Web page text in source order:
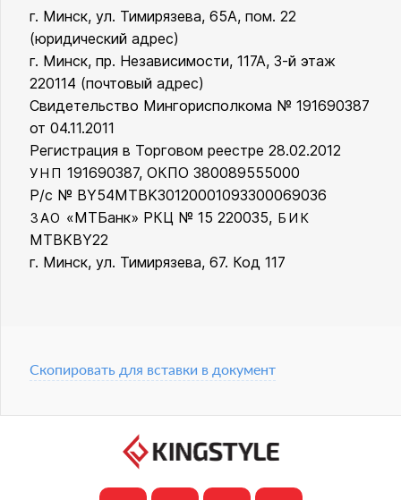
ООО «Кинг Стайл»
г. Минск, ул. Тимирязева, 65А, пом. 22
(юридический адрес)
г. Минск, пр. Независимости, 117А, 3-й этаж
220114 (почтовый адрес)
Свидетельство Мингорисполкома № 191690387
от 04.11.2011
Регистрация в Торговом реестре 28.02.2012
УНП 191690387, ОКПО 380089555000
Р/с № BY54MTBK30120001093300069036
ЗАО «МТБанк» РКЦ № 15 220035, БИК
MTBKBY22
г. Минск, ул. Тимирязева, 67. Код 117
Скопировать для вставки в документ